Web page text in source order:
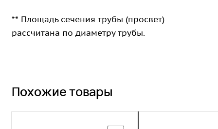
** Площадь сечения трубы (просвет)
рассчитана по диаметру трубы.
Похожие товары